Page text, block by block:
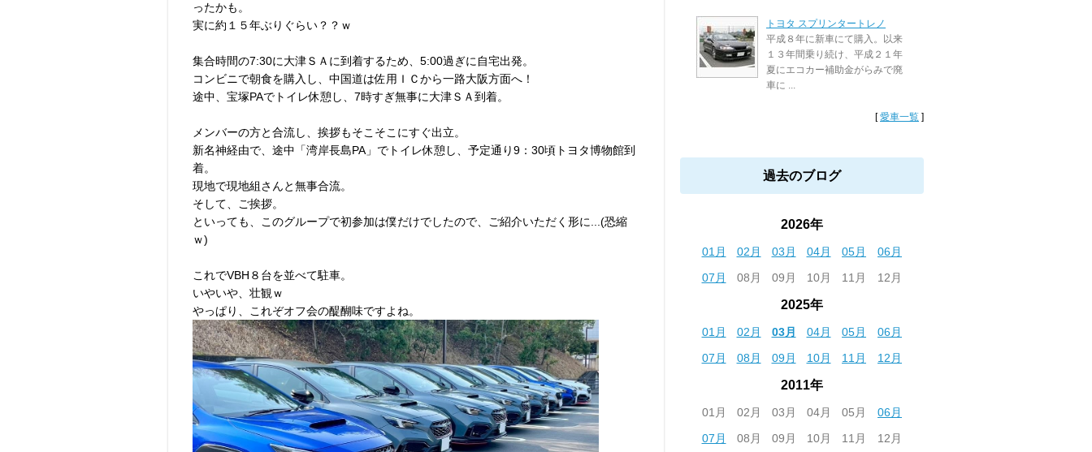
ったかも。
実に約１５年ぶりぐらい？？ｗ
集合時間の7:30に大津ＳＡに到着するため、5:00過ぎに自宅出発。
コンビニで朝食を購入し、中国道は佐用ＩＣから一路大阪方面へ！
途中、宝塚PAでトイレ休憩し、7時すぎ無事に大津ＳＡ到着。
メンバーの方と合流し、挨拶もそこそこにすぐ出立。
新名神経由で、途中「湾岸長島PA」でトイレ休憩し、予定通り9：30頃トヨタ博物館到
着。
現地で現地組さんと無事合流。
そして、ご挨拶。
といっても、このグループで初参加は僕だけでしたので、ご紹介いただく形に...(恐縮
ｗ)
これでVBH８台を並べて駐車。
いやいや、壮観ｗ
やっぱり、これぞオフ会の醍醐味ですよね。
トヨタ スプリンタートレノ
平成８年に新車にて購入。以来
１３年間乗り続け、平成２１年
夏にエコカー補助金がらみで廃
車に ...
[愛車一覧 ]
過去のブログ
2026年
01月 02月 03月 04月 05月
06月
07月
08月 09月 10月 11月 12月
2025年
01月 02月 03月 04月 05月
06月
07月
08月 09月 10月 11月 12月
2011年
01月 02月 03月 04月 05月
06月
07月
08月 09月 10月 11月 12月